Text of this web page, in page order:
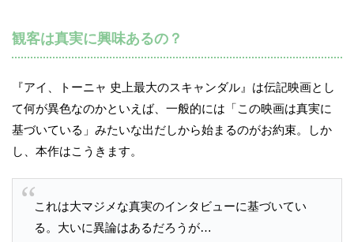
観客は真実に興味あるの？
『アイ、トーニャ 史上最大のスキャンダル』は伝記映画とし
て何が異色なのかといえば、一般的には「この映画は真実に
基づいている」みたいな出だしから始まるのがお約束。しか
し、本作はこうきます。
これは大マジメな真実のインタビューに基づいてい
る。大いに異論はあるだろうが…